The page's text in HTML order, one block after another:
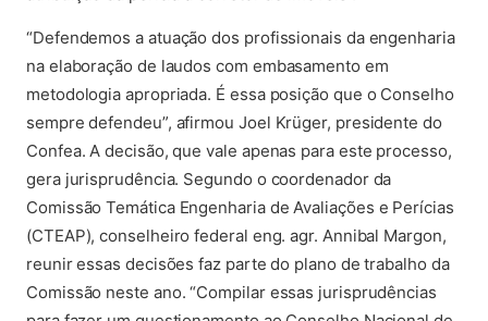
“Defendemos a atuação dos profissionais da engenharia
na elaboração de laudos com embasamento em
metodologia apropriada. É essa posição que o Conselho
sempre defendeu”, afirmou Joel Krüger, presidente do
Confea. A decisão, que vale apenas para este processo,
gera jurisprudência. Segundo o coordenador da
Comissão Temática Engenharia de Avaliações e Perícias
(CTEAP), conselheiro federal eng. agr. Annibal Margon,
reunir essas decisões faz parte do plano de trabalho da
Comissão neste ano. “Compilar essas jurisprudências